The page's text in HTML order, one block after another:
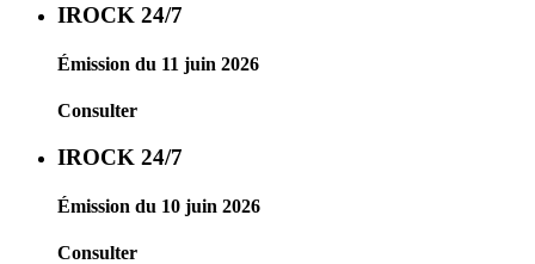
IROCK 24/7
Émission du 11 juin 2026
Consulter
IROCK 24/7
Émission du 10 juin 2026
Consulter